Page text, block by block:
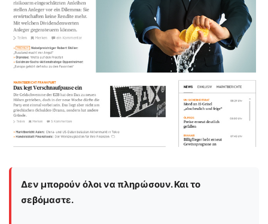
Δεν μπορούν όλοι να πληρώσουν. Και το
σεβόμαστε.